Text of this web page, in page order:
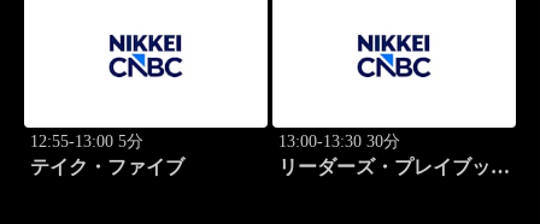
12:55-13:00 5分
テイク・ファイブ
13:00-13:30 30分
リーダーズ・プレイブック